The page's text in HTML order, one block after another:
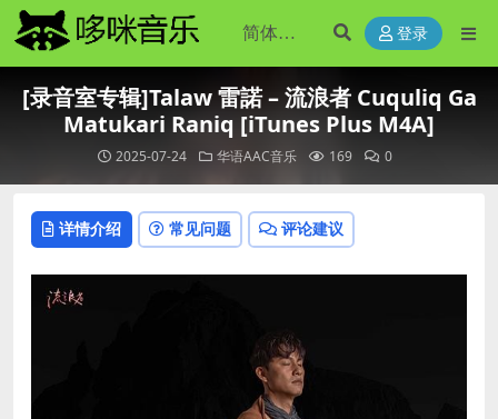
登录
[录音室专辑]Talaw 雷諾 – 流浪者 Cuquliq Ga
Matukari Raniq [iTunes Plus M4A]
2025-07-24 华语AAC音乐 169 0
详情介绍 常见问题 评论建议